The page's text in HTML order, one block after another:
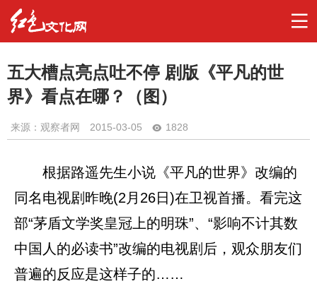
五大槽点亮点吐不停 剧版《平凡的世
界》看点在哪？（图）
来源：观察者网 2015-03-05 1828
根据路遥先生小说《平凡的世界》改编的
同名电视剧昨晚(2月26日)在卫视首播。看完这
部“茅盾文学奖皇冠上的明珠”、“影响不计其数
中国人的必读书”改编的电视剧后，观众朋友们
普遍的反应是这样子的……